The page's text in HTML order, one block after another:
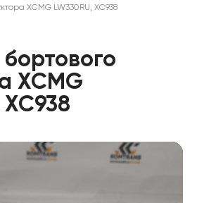
XCMG LW330RU, XC938
XCMG
XC938